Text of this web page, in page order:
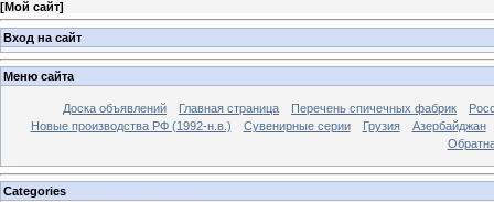
[Мой сайт]
Вход на сайт
Меню сайта
Доска объявлений Главная страница Перечень спичечных фабрик
Новые производства РФ (1992-н.в.)
Сувенирные серии Грузия
Азербайджан
Categories